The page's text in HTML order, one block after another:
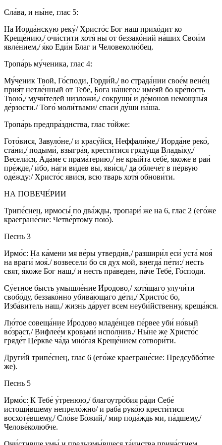
Сла́ва, и ны́не, глас 5:
На Иорда́нскую реку́/ Христо́с Бог наш прихо́дит ко
Креще́нию,/ очи́стити хотя́ ны от беззако́ний на́ших Свои́м
явле́нием,/ я́ко Еди́н Благ и Человеколю́бец.
Тропа́рь му́ченика, глас 4:
Му́ченик Твой, Го́споди, Горди́й,/ во страда́нии свое́м вене́ц
прия́т нетле́нный от Тебе́, Бо́га на́шего:/ име́яй бо кре́пость
Твою́,/ мучи́телей низложи́,/ сокруши́ и де́монов немощны́я
де́рзости./ Того́ моли́твами/ спаси́ ду́ши на́ша.
Тропа́рь предпра́зднства, глас то́йже:
Гото́вися, Завуло́не,/ и красу́йся, Неффали́ме,/ Иорда́не реко́,
ста́ни,/ подыми́, взыгра́я, крести́тися гряду́ща Влады́ку,/
Весели́ся, Ада́ме с прама́терию,/ не кры́йта себе́, я́коже в раи́
пре́жде,/ и́бо, на́ги ви́дев вы, яви́ся,/ да облече́т в пе́рвую
оде́жду:/ Христо́с яви́ся, всю тварь хотя́ обнови́ти.
НА ПОВЕЧЕ́РИИ
Трипе́снец, ирмосы́ по два́жды, тропари́ же на 6, глас 2 (его́же
краегране́сие: Четве́ртому пою́).
Песнь 3
Ирмо́с: На ка́мени мя ве́ры утверди́в,/ разшири́л еси́ уста́ моя́
на враги́ моя́./ возвесели́ бо ся дух мой, внегда́ пе́ти:/ несть
свят, я́коже Бог наш,/ и несть пра́веден, па́че Тебе́, Го́споди.
Су́етное бысть умышле́ние И́родово,/ хотя́щаго улучи́ти
свобо́ду, беззако́нно убива́ющаго де́ти,/ Христо́с бо,
Изба́витель наш,/ жизнь да́рует всем неуби́йственну, креща́яся.
Лю́тое совеща́ние И́родово младе́нцев пе́рвее уби́ но́вый
во́зраст,/ Вифлее́м кровьми́ испо́лнив./ Ны́не же Христо́с
гряде́т Це́ркве ча́да мно́гая Креще́нием сотвори́ти.
Други́й трипе́снец, глас 6 (его́же краегране́сие: Предсуббо́тие
же).
Песнь 5
Ирмо́с: К Тебе́ у́тренюю,/ благоутро́бия ра́ди Себе́
истощи́вшему непрело́жно/ и раба́ руко́ю крести́тися
восхоте́вшему,/ Сло́ве Бо́жий,/ мир пода́ждь ми, па́дшему,/
Челове́колюбче.